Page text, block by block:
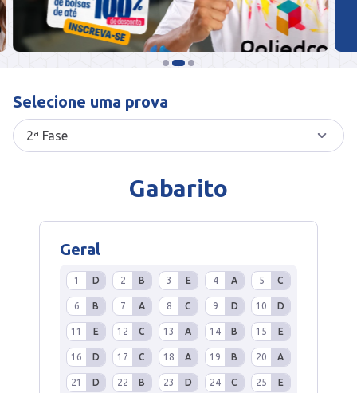
Selecione uma prova
Gabarito
Geral
1 D 2 B 3 E 4 A 5 C
6 B 7 A 8 C 9 D 10 D
11 E 12 C 13 A 14 B 15 E
16 D 17 C 18 A 19 B 20 A
21 D 22 B 23 D 24 C 25 E